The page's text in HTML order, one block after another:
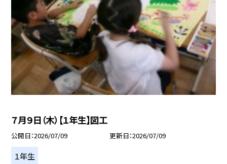
７月９日（木）【１年生】図工
公開日 2026/07/09 更新日 2026/07/09
１年生